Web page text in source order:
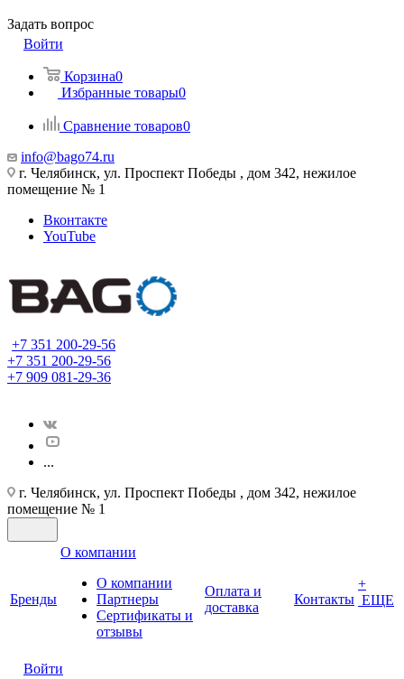
Задать вопрос
Войти
Корзина0
Избранные товары0
Сравнение товаров0
info@bago74.ru
г. Челябинск, ул. Проспект Победы , дом 342, нежилое
помещение № 1
Вконтакте
YouTube
+7 351 200-29-56
+7 351 200-29-56
+7 909 081-29-36
...
г. Челябинск, ул. Проспект Победы , дом 342, нежилое
помещение № 1
Бренды
О компании
О компании
Партнеры
Cертификаты и
отзывы
Оплата и
доставка
Контакты
+
ЕЩЕ
Войти